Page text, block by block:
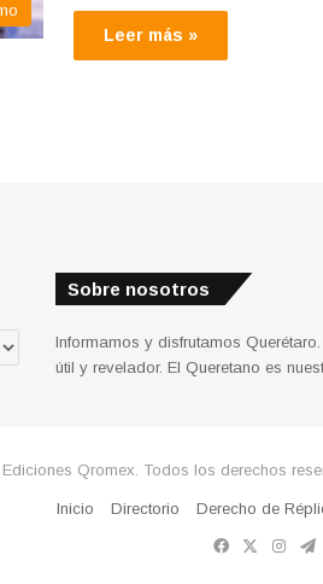
Leer más »
Sobre nosotros
Informamos y disfrutamos
útil y revelador. El Queretano es
Qromex. Todos los derechos
Inicio Directorio Derecho de
Facebook
X